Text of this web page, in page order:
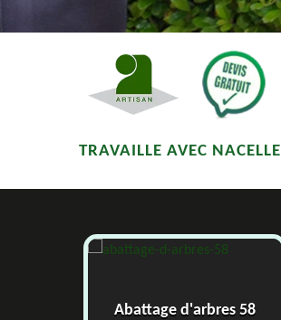
TRAVAILLE AVEC NACELLE
Abattage d'arbres 58